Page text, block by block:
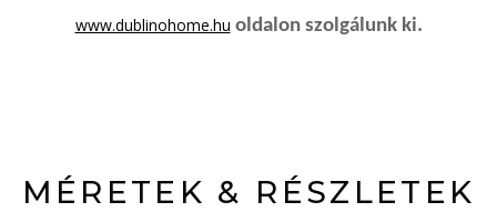
www.dublinohome.hu oldalon szolgálunk ki.
MÉRETEK & RÉSZLETEK